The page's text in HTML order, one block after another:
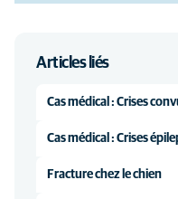
Articles liés
Cas médical : Crises
Cas médical : Crises
Fracture chez le chien